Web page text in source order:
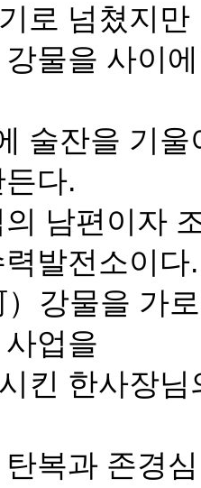
로 넘쳤지만
물을 사이
술잔을 기
다.
남편이자
발전소이다.
강물을 가
업을
킨 한사장
복과 존경